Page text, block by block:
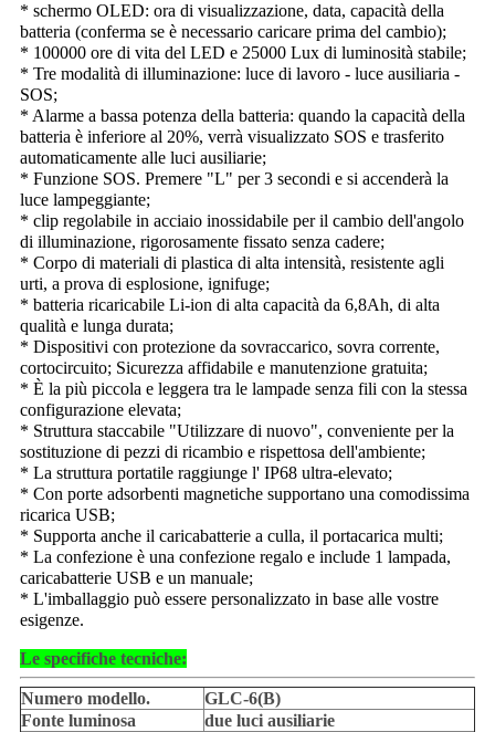
* schermo OLED: ora di visualizzazione, data, capacità della
batteria (conferma se è necessario caricare prima del cambio);
* 100000 ore di vita del LED e 25000 Lux di luminosità stabile;
* Tre modalità di illuminazione: luce di lavoro - luce ausiliaria -
SOS;
* Alarme a bassa potenza della batteria: quando la capacità della
batteria è inferiore al 20%, verrà visualizzato SOS e trasferito
automaticamente alle luci ausiliarie;
* Funzione SOS. Premere "L" per 3 secondi e si accenderà la
luce lampeggiante;
* clip regolabile in acciaio inossidabile per il cambio dell'angolo
di illuminazione, rigorosamente fissato senza cadere;
* Corpo di materiali di plastica di alta intensità, resistente agli
urti, a prova di esplosione, ignifuge;
* batteria ricaricabile Li-ion di alta capacità da 6,8Ah, di alta
qualità e lunga durata;
* Dispositivi con protezione da sovraccarico, sovra corrente,
cortocircuito; Sicurezza affidabile e manutenzione gratuita;
* È la più piccola e leggera tra le lampade senza fili con la stessa
configurazione elevata;
* Struttura staccabile "Utilizzare di nuovo", conveniente per la
sostituzione di pezzi di ricambio e rispettosa dell'ambiente;
* La struttura portatile raggiunge l' IP68 ultra-elevato;
* Con porte adsorbenti magnetiche supportano una comodissima
ricarica USB;
* Supporta anche il caricabatterie a culla, il portacarica multi;
* La confezione è una confezione regalo e include 1 lampada,
caricabatterie USB e un manuale;
* L'imballaggio può essere personalizzato in base alle vostre
esigenze.
Le specifiche tecniche:
Numero modello.
GLC-6(B)
Fonte luminosa
due luci ausiliarie